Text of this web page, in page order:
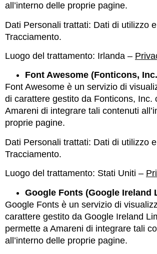
all’interno delle proprie pagine.
Dati Personali trattati: Dati di utilizzo
Tracciamento.
Luogo del trattamento: Irlanda –
Font Awesome (Fonticons,
Font Awesome è un servizio di
di carattere gestito da Fonticons, Inc.
Amareni di integrare tali contenuti
proprie pagine.
Dati Personali trattati: Dati di utilizzo
Tracciamento.
Luogo del trattamento: Stati Uniti –
Google Fonts (Google Ireland
Google Fonts è un servizio di
carattere gestito da Google Ireland
permette a Amareni di integrare tali
all’interno delle proprie pagine.